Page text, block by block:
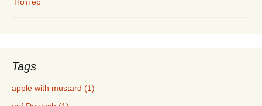
Tags
apple with mustard (1)